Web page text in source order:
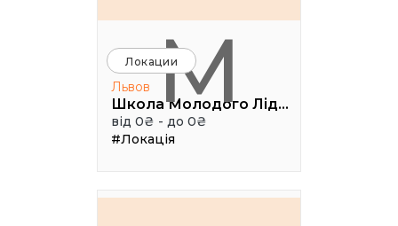
М
Локации
Львов
Школа Молодого Лідера
від 0₴ - до 0₴
#Локація